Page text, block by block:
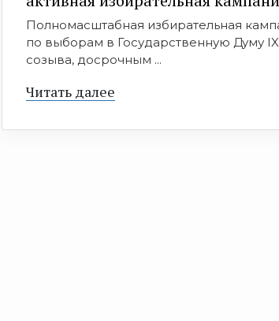
Полномасштабная избирательная
по выборам в Государственную Думу IX
созыва, досрочным ...
Читать далее